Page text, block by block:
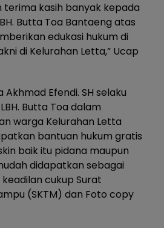
terima kasih banyak kepada
Butta Toa Bantaeng atas
edukasi hukum di
di Kelurahan Letta,” Ucap
Efendi. SH selaku
Butta Toa dalam
warga Kelurahan Letta
bantuan hukum gratis
baik itu pidana maupun
didapatkan sebagai
cukup Surat
(SKTM) dan Foto copy